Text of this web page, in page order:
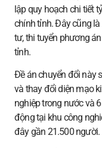
lập quy hoạch chi tiết
chính tỉnh. Đây cũng
tư, thi tuyển phương
tỉnh.
Đề án chuyển đổi này
và thay đổi diện mạo
nghiệp trong nước và
động tại khu công
đây gần 21.500 người.